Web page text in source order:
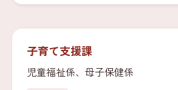
子育て支援課
児童福祉係、母子保健係